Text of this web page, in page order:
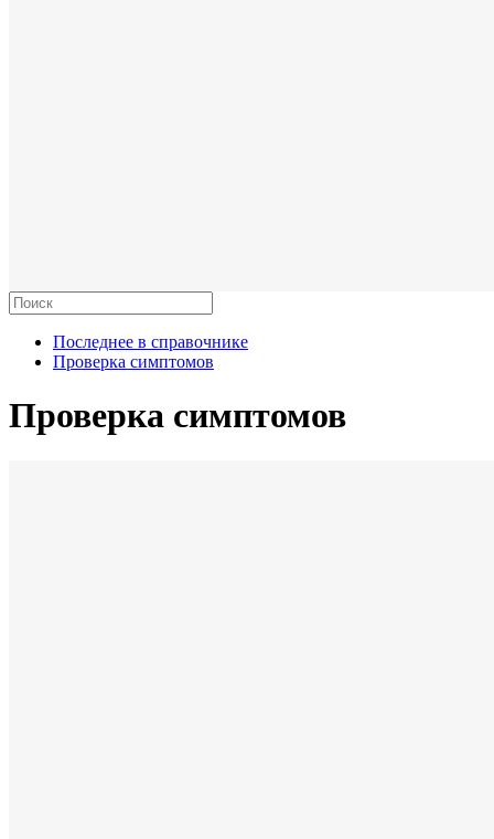
Последнее в справочнике
Проверка симптомов
Проверка симптомов